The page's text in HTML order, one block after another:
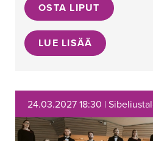
OSTA LIPUT
LUE LISÄÄ
24.03.2027 18:30 |